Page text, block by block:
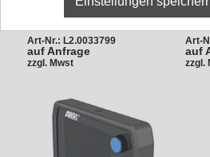
ARRI Cable for Orbiter Control
Art-Nr.: L2.0033799
auf Anfrage
zzgl. Mwst
Art-
auf
zzgl.